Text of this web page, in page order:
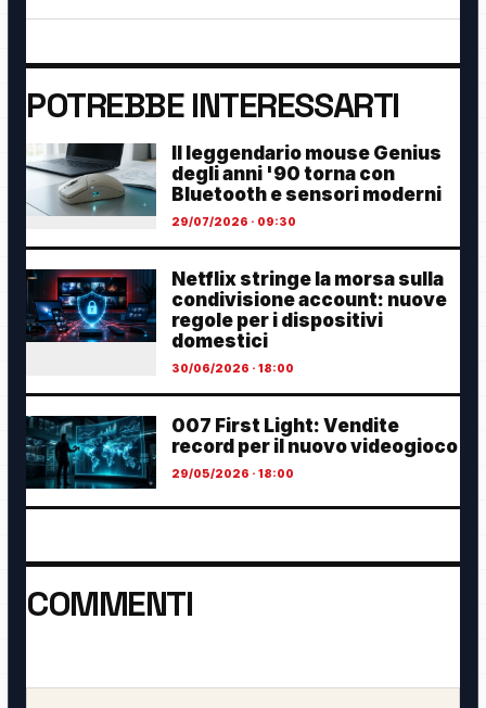
POTREBBE INTERESSARTI
Il leggendario mouse Genius
degli anni '90 torna con
Bluetooth e sensori moderni
29/07/2026 · 09:30
Netflix stringe la morsa sulla
condivisione account: nuove
regole per i dispositivi
domestici
30/06/2026 · 18:00
007 First Light: Vendite
record per il nuovo videogioco
29/05/2026 · 18:00
COMMENTI